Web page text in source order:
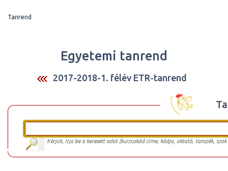
Tanrend
Egyetemi tanrend
2017-2018-1. félév ETR-tanrend
Kérjük, írja be a keresett adat (kurzuskód címe, kódja, oktató, tanszék,